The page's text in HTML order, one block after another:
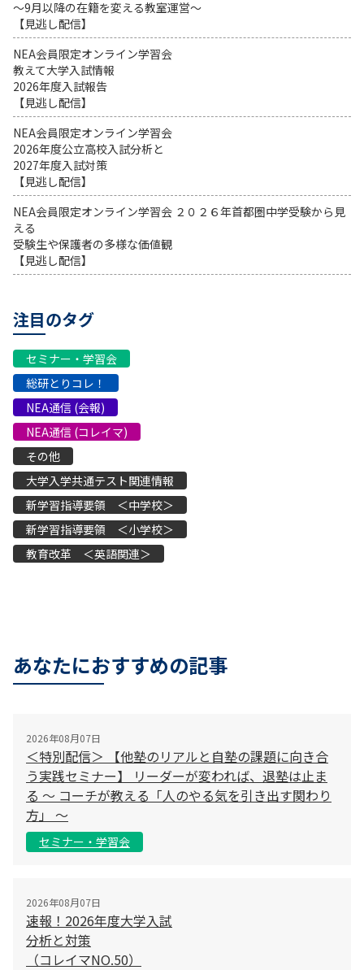
～9月以降の在籍を変える教室運営～
【見逃し配信】
NEA会員限定オンライン学習会
教えて大学入試情報
2026年度入試報告
【見逃し配信】
NEA会員限定オンライン学習会
2026年度公立高校入試分析と
2027年度入試対策
【見逃し配信】
NEA会員限定オンライン学習会 ２０２６年首都圏中学受験から見
える
受験生や保護者の多様な価値観
【見逃し配信】
注目のタグ
セミナー・学習会
総研とりコレ！
NEA通信 (会報)
NEA通信 (コレイマ)
その他
大学入学共通テスト関連情報
新学習指導要領 ＜中学校＞
新学習指導要領 ＜小学校＞
教育改革 ＜英語関連＞
あなたにおすすめの記事
2026年08月07日
＜特別配信＞ 【他塾のリアルと自塾の課題に向き合
う実践セミナー】 リーダーが変われば、退塾は止ま
る 〜 コーチが教える「人のやる気を引き出す関わり
方」 〜
セミナー・学習会
2026年08月07日
速報！2026年度大学入試
分析と対策
（コレイマNO.50）